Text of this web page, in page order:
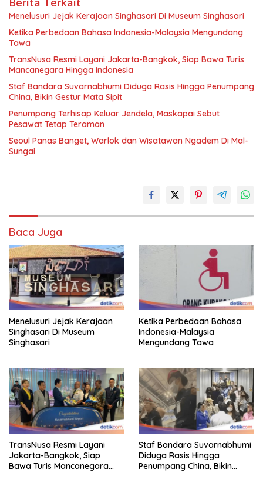
Menelusuri Jejak Kerajaan Singhasari Di Museum Singhasari
Ketika Perbedaan Bahasa Indonesia-Malaysia Mengundang
Tawa
TransNusa Resmi Layani Jakarta-Bangkok, Siap Bawa Turis
Mancanegara Hingga Indonesia
Staf Bandara Suvarnabhumi Diduga Rasis Hingga Penumpang
China, Bikin Gestur Mata Sipit
Penumpang Terhisap Keluar Jendela, Maskapai Sebut
Pesawat Tetap Teraman
Seoul Panas Banget, Warlok dan Wisatawan Ngadem Di Mal-
Sungai
Baca Juga
Menelusuri Jejak Kerajaan
Singhasari Di Museum
Singhasari
Ketika Perbedaan Bahasa
Indonesia-Malaysia
Mengundang Tawa
TransNusa Resmi Layani
Jakarta-Bangkok, Siap
Bawa Turis Mancanegara
Staf Bandara Suvarnabhumi
Diduga Rasis Hingga
Penumpang China, Bikin